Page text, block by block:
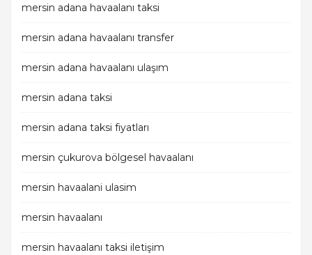
mersin adana havaalanı taksi
mersin adana havaalanı transfer
mersin adana havaalanı ulaşım
mersin adana taksi
mersin adana taksi fiyatları
mersin çukurova bölgesel havaalanı
mersin havaalani ulasim
mersin havaalanı
mersin havaalanı taksi iletişim